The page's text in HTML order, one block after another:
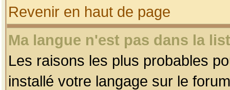
Revenir en haut de page
Ma langue n'est pas dans la
Les raisons les plus probables
installé votre langage sur le